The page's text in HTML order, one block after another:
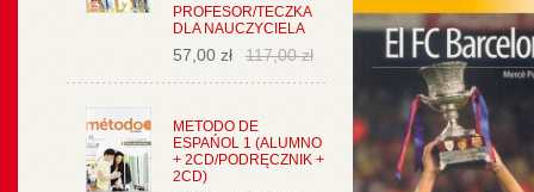
PROFESOR/TECZKA
DLA NAUCZYCIELA
57,00 zł 117,00 zł
METODO DE
ESPAŃOL 1 (ALUMNO
+ 2CD/PODRĘCZNIK +
2CD)